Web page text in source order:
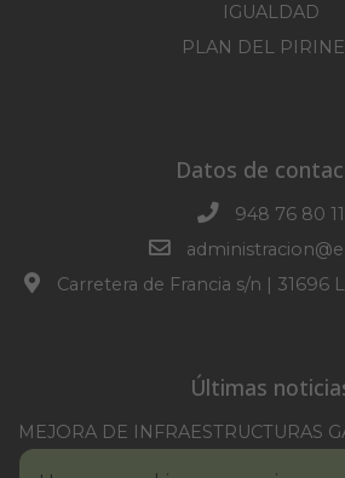
IGUALDAD
PLAN DEL
Datos de
948 76 80 11
Carretera de Francia s/n | 31696
Últimas